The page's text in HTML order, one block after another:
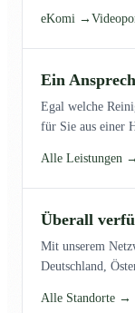
eKomi →
Ein
Egal welche
für Sie aus einer
Alle Leistungen →
Überall
Mit unserem
Deutschland,
Alle Standorte →